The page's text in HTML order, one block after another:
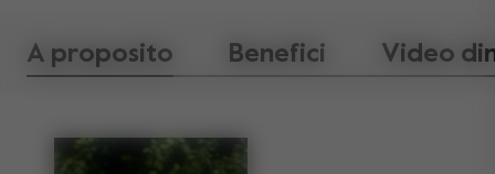
A proposito Benefici Video